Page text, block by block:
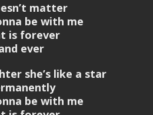
matter
be with me
is forever
ever
she’s like a star
be with me